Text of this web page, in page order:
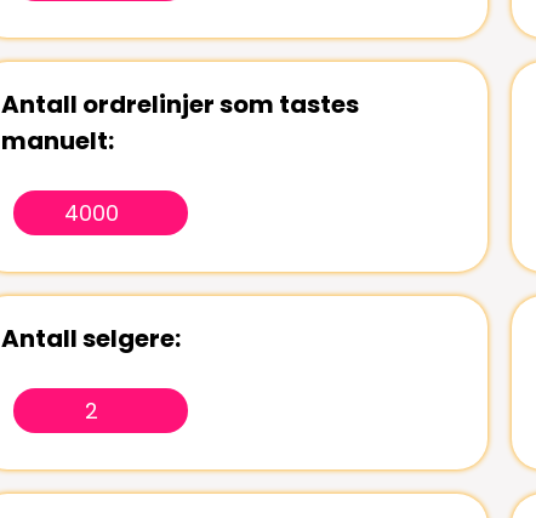
Antall ordrelinjer som tastes
manuelt:
Antall selgere: